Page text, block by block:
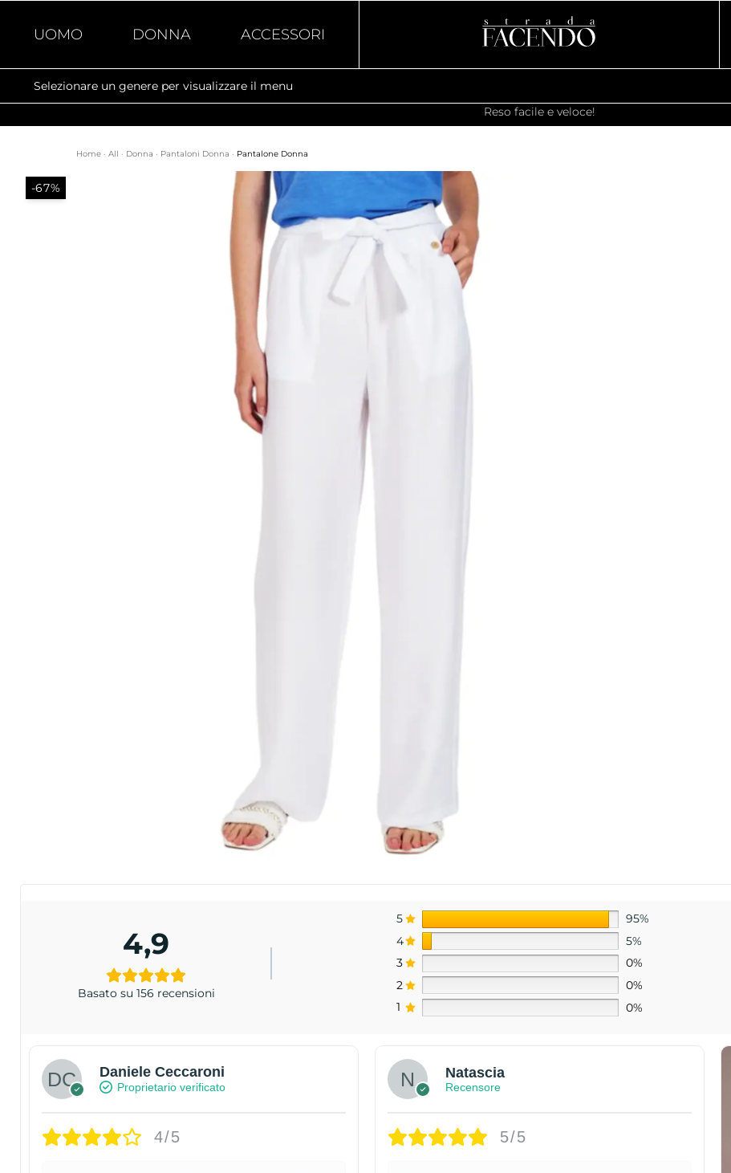
UOMO DONNA ACCESSORI
Selezionare un genere per visualizzare il menu
Reso facile e veloce!
Home · All · Donna · Pantaloni Donna · Pantalone Donna
-67%
4,9
Basato su 156 recensioni
5
95%
4
5%
3
0%
2
0%
1
0%
Daniele Ceccaroni
Proprietario verificato
4/5
Natascia
Recensore
5/5